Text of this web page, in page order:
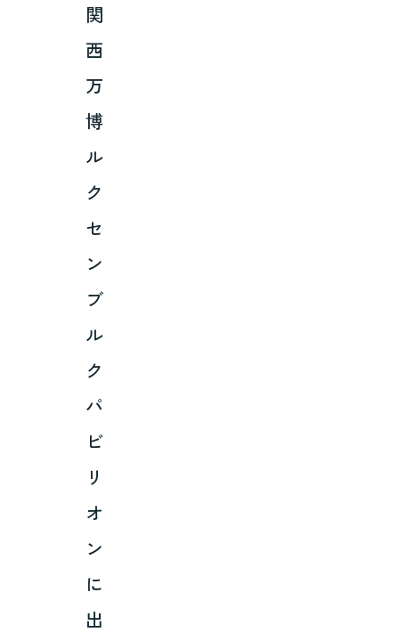
関
西
万
博
ル
ク
セ
ン
ブ
ル
ク
パ
ビ
リ
オ
ン
に
出